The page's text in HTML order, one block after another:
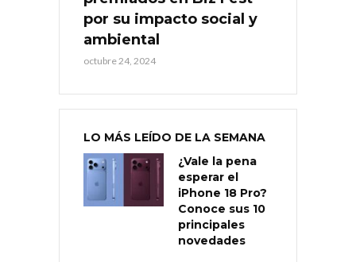
por su impacto social y
ambiental
octubre 24, 2024
LO MÁS LEÍDO DE LA SEMANA
¿Vale la pena
esperar el
iPhone 18 Pro?
Conoce sus 10
principales
novedades